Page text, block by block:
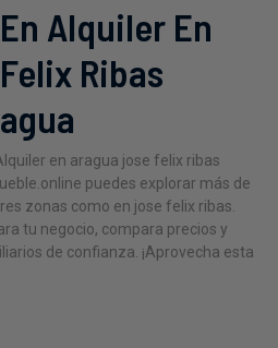
Alquiler En
Ribas
en aragua jose felix ribas
puedes explorar más de
zonas como en jose felix ribas.
tu negocio, compara precios y
de confianza. ¡Aprovecha esta